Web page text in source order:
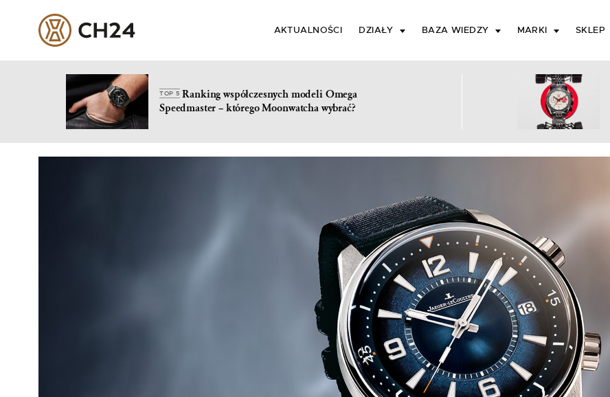
AKTUALNOŚCI DZIAŁY BAZA WIEDZY MARKI SKLEP
TOP 5Ranking współczesnych modeli Omega
Speedmaster – którego Moonwatcha wybrać?